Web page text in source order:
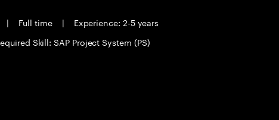
| Full time |
Experience: 2-5 years
Skill: SAP Project System (PS)